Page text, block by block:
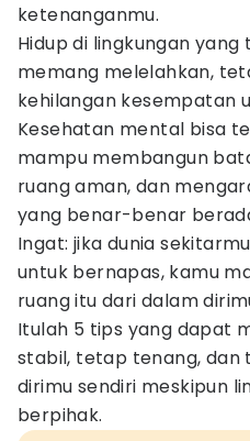
ketenanganmu.
Hidup di lingkungan
memang melelahkan,
kehilangan kesempatan
Kesehatan mental bisa
mampu membangun
ruang aman, dan
yang benar-benar
Ingat: jika dunia
untuk bernapas, kamu
ruang itu dari dalam
Itulah 5 tips yang dapat
stabil, tetap tenang,
dirimu sendiri meskipun
berpihak.